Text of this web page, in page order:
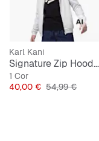
Karl Kani
Signature Zip Hoodie
1 Cor
Preço
40,00 € Preço original
54,99 €